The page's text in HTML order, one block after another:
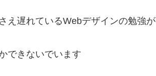
え遅れているWebデザインの勉強が
できないでいます